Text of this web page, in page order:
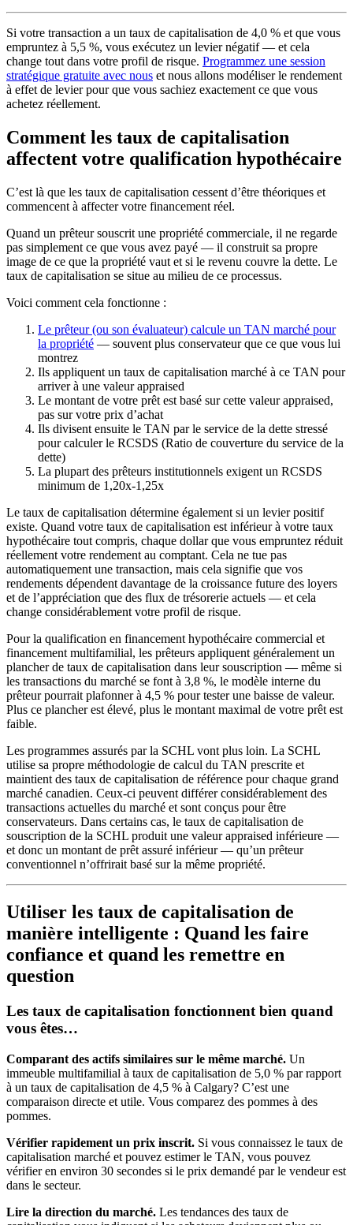
Si votre transaction a un taux de capitalisation de 4,0 % et que vous
empruntez à 5,5 %, vous exécutez un levier négatif — et cela
change tout dans votre profil de risque. Programmez une session
stratégique gratuite avec nous et nous allons modéliser le rendement
à effet de levier pour que vous sachiez exactement ce que vous
achetez réellement.
Comment les taux de capitalisation
affectent votre qualification hypothécaire
C’est là que les taux de capitalisation cessent d’être théoriques et
commencent à affecter votre financement réel.
Quand un prêteur souscrit une propriété commerciale, il ne regarde
pas simplement ce que vous avez payé — il construit sa propre
image de ce que la propriété vaut et si le revenu couvre la dette. Le
taux de capitalisation se situe au milieu de ce processus.
Voici comment cela fonctionne :
Le prêteur (ou son évaluateur) calcule un TAN marché pour
la propriété — souvent plus conservateur que ce que vous lui
montrez
Ils appliquent un taux de capitalisation marché à ce TAN pour
arriver à une valeur appraised
Le montant de votre prêt est basé sur cette valeur appraised,
pas sur votre prix d’achat
Ils divisent ensuite le TAN par le service de la dette stressé
pour calculer le RCSDS (Ratio de couverture du service de la
dette)
La plupart des prêteurs institutionnels exigent un RCSDS
minimum de 1,20x-1,25x
Le taux de capitalisation détermine également si un levier positif
existe. Quand votre taux de capitalisation est inférieur à votre taux
hypothécaire tout compris, chaque dollar que vous empruntez réduit
réellement votre rendement au comptant. Cela ne tue pas
automatiquement une transaction, mais cela signifie que vos
rendements dépendent davantage de la croissance future des loyers
et de l’appréciation que des flux de trésorerie actuels — et cela
change considérablement votre profil de risque.
Pour la qualification en financement hypothécaire commercial et
financement multifamilial, les prêteurs appliquent généralement un
plancher de taux de capitalisation dans leur souscription — même si
les transactions du marché se font à 3,8 %, le modèle interne du
prêteur pourrait plafonner à 4,5 % pour tester une baisse de valeur.
Plus ce plancher est élevé, plus le montant maximal de votre prêt est
faible.
Les programmes assurés par la SCHL vont plus loin. La SCHL
utilise sa propre méthodologie de calcul du TAN prescrite et
maintient des taux de capitalisation de référence pour chaque grand
marché canadien. Ceux-ci peuvent différer considérablement des
transactions actuelles du marché et sont conçus pour être
conservateurs. Dans certains cas, le taux de capitalisation de
souscription de la SCHL produit une valeur appraised inférieure —
et donc un montant de prêt assuré inférieur — qu’un prêteur
conventionnel n’offrirait basé sur la même propriété.
Utiliser les taux de capitalisation de
manière intelligente : Quand les faire
confiance et quand les remettre en
question
Les taux de capitalisation fonctionnent bien quand
vous êtes…
Comparant des actifs similaires sur le même marché. Un
immeuble multifamilial à taux de capitalisation de 5,0 % par rapport
à un taux de capitalisation de 4,5 % à Calgary? C’est une
comparaison directe et utile. Vous comparez des pommes à des
pommes.
Vérifier rapidement un prix inscrit. Si vous connaissez le taux de
capitalisation marché et pouvez estimer le TAN, vous pouvez
vérifier en environ 30 secondes si le prix demandé par le vendeur est
dans le secteur.
Lire la direction du marché. Les tendances des taux de